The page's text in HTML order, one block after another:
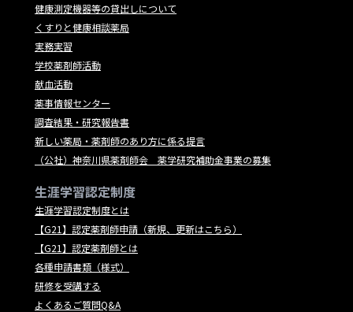
健康測定機器等の貸出しについて
くすりと健康相談薬局
実務実習
学校薬剤師活動
献血活動
薬事情報センター
調査結果・研究報告書
新しい薬局・薬剤師のあり方に係る提言
（公社）神奈川県薬剤師会 薬学研究補助金事業の募集
生涯学習認定制度
生涯学習認定制度とは
【G21】認定薬剤師申請（新規、更新はこちら）
【G21】認定薬剤師とは
各種申請書類（様式）
研修を受講する
よくあるご質問Q&A